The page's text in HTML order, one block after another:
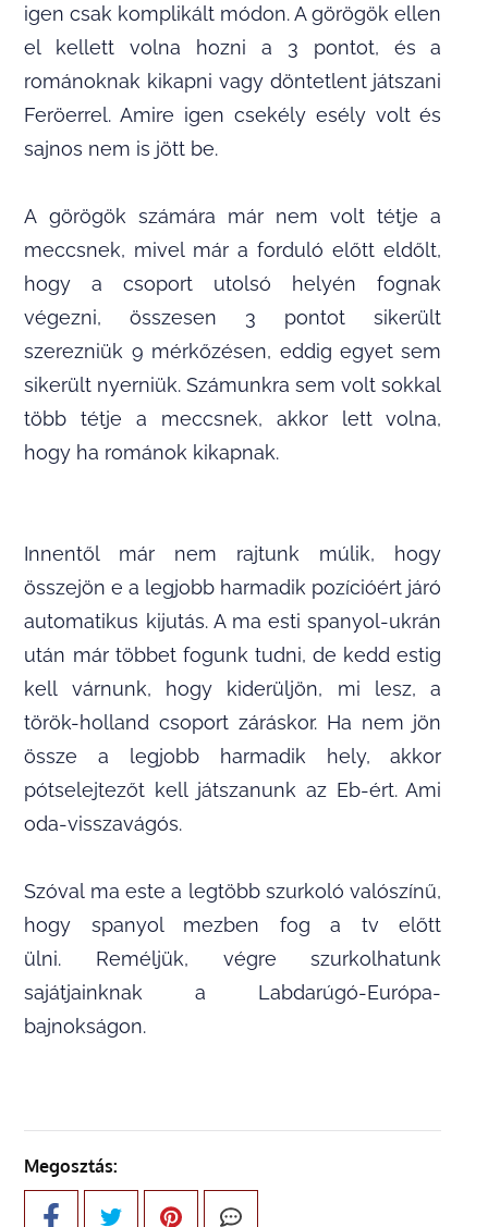
igen csak komplikált módon. A görögök ellen
el kellett volna hozni a 3 pontot, és a
románoknak kikapni vagy döntetlent játszani
Feröerrel. Amire igen csekély esély volt és
sajnos nem is jött be.
A görögök számára már nem volt tétje a
meccsnek, mivel már a forduló előtt eldőlt,
hogy a csoport utolsó helyén fognak
végezni, összesen 3 pontot sikerült
szerezniük 9 mérkőzésen, eddig egyet sem
sikerült nyerniük. Számunkra sem volt sokkal
több tétje a meccsnek, akkor lett volna,
hogy ha románok kikapnak.
Innentől már nem rajtunk múlik, hogy
összejön e a legjobb harmadik pozícióért járó
automatikus kijutás. A ma esti spanyol-ukrán
után már többet fogunk tudni, de kedd estig
kell várnunk, hogy kiderüljön, mi lesz, a
török-holland csoport záráskor. Ha nem jön
össze a legjobb harmadik hely, akkor
pótselejtezőt kell játszanunk az Eb-ért. Ami
oda-visszavágós.
Szóval ma este a legtöbb szurkoló valószínű,
hogy spanyol mezben fog a tv előtt
ülni. Reméljük, végre szurkolhatunk
sajátjainknak a Labdarúgó-Európa-
bajnokságon.
Megosztás: